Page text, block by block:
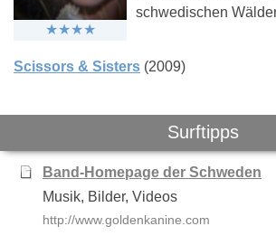
Love A Xiu Xiu
schwedischen
Scissors & Sisters (2009)
Surftipps
Band-Homepage der Schweden
Musik, Bilder, Videos
http://www.goldenkanine.com